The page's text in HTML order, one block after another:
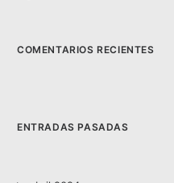
COMENTARIOS RECIENTES
ENTRADAS PASADAS